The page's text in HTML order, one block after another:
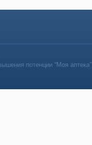
потенции “Моя